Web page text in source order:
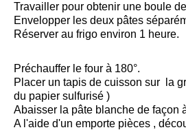
Travailler pour obtenir une boule
Envelopper les deux pâtes
Réserver au frigo environ 1 heure.
Préchauffer le four à 180°.
Placer un tapis de cuisson sur la
du papier sulfurisé )
Abaisser la pâte blanche de façon
A l'aide d'un emporte pièces ,